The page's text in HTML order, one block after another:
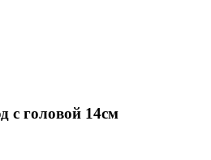
с головой 14см